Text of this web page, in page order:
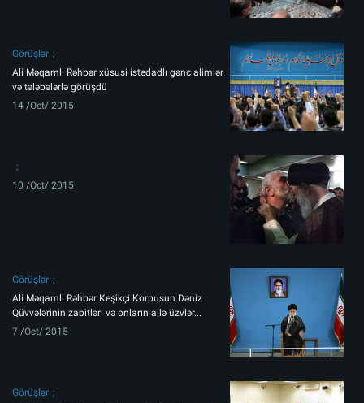
Görüşlər
Ali Məqamlı Rəhbər xüsusi istedadlı gənc alimlər
və tələbələrlə görüşdü
14 /Oct/ 2015
10 /Oct/ 2015
Görüşlər
Ali Məqamlı Rəhbər Keşikçi Korpusun Dəniz
Qüvvələrinin zabitləri və onların ailə üzvlər...
7 /Oct/ 2015
Görüşlər